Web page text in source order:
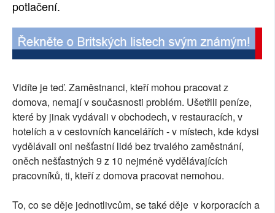
potlačení.
Vidíte je teď. Zaměstnanci, kteří mohou pracovat z
domova, nemají v současnosti problém. Ušetřili peníze,
které by jinak vydávali v obchodech, v restauracích, v
hotelích a v cestovních kancelářích - v místech, kde kdysi
vydělávali oni nešťastní lidé bez trvalého zaměstnání,
oněch nešťastných 9 z 10 nejméně vydělávajících
pracovníků, ti, kteří z domova pracovat nemohou.
To, co se děje jednotlivcům, se také děje v korporacích a